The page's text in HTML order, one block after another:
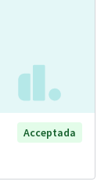
Acceptada